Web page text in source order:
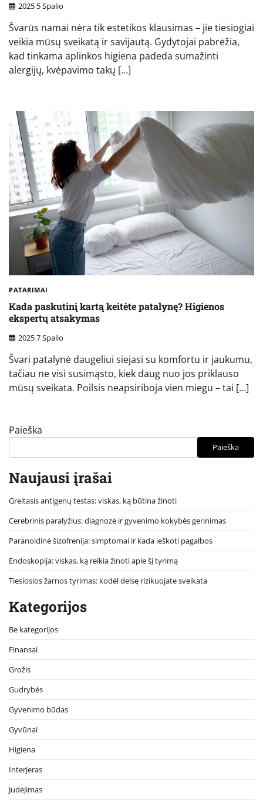
2025 5 Spalio
Švarūs namai nėra tik estetikos klausimas – jie tiesiogiai
veikia mūsų sveikatą ir savijautą. Gydytojai pabrėžia,
kad tinkama aplinkos higiena padeda sumažinti
alergijų, kvėpavimo takų […]
PATARIMAI
Kada paskutinį kartą keitėte patalynę? Higienos
ekspertų atsakymas
2025 7 Spalio
Švari patalynė daugeliui siejasi su komfortu ir jaukumu,
tačiau ne visi susimąsto, kiek daug nuo jos priklauso
mūsų sveikata. Poilsis neapsiriboja vien miegu – tai […]
Paieška
Paieška
Naujausi įrašai
Greitasis antigenų testas: viskas, ką būtina žinoti
Cerebrinis paralyžius: diagnozė ir gyvenimo kokybės gerinimas
Paranoidinė šizofrenija: simptomai ir kada ieškoti pagalbos
Endoskopija: viskas, ką reikia žinoti apie šį tyrimą
Tiesiosios žarnos tyrimas: kodėl delsę rizikuojate sveikata
Kategorijos
Be kategorijos
Finansai
Grožis
Gudrybės
Gyvenimo būdas
Gyvūnai
Higiena
Interjeras
Judėjimas